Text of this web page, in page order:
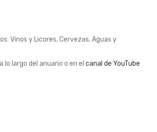
Vinos y Licores, Cervezas, Aguas y
largo del anuario o en el canal de YouTube